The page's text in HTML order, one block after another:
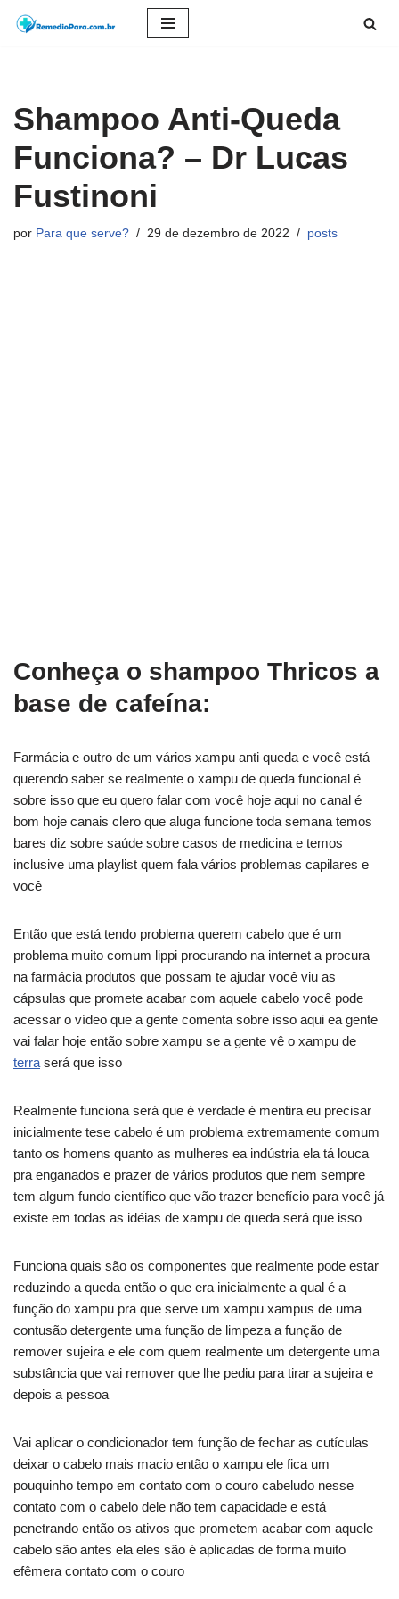
conteúdo
Shampoo Anti-Queda
Funciona? – Dr Lucas
Fustinoni
por Para que serve? 29 de dezembro de 2022 posts
Conheça o shampoo Thricos a
base de cafeína:
Farmácia e outro de um vários xampu anti queda e você está
querendo saber se realmente o xampu de queda funcional é
sobre isso que eu quero falar com você hoje aqui no canal é
bom hoje canais clero que aluga funcione toda semana temos
bares diz sobre saúde sobre casos de medicina e temos
inclusive uma playlist quem fala vários problemas capilares e
você
Então que está tendo problema querem cabelo que é um
problema muito comum lippi procurando na internet a procura
na farmácia produtos que possam te ajudar você viu as
cápsulas que promete acabar com aquele cabelo você pode
acessar o vídeo que a gente comenta sobre isso aqui ea gente
vai falar hoje então sobre xampu se a gente vê o xampu de
terra será que isso
Realmente funciona será que é verdade é mentira eu precisar
inicialmente tese cabelo é um problema extremamente comum
tanto os homens quanto as mulheres ea indústria ela tá louca
pra enganados e prazer de vários produtos que nem sempre
tem algum fundo científico que vão trazer benefício para você já
existe em todas as idéias de xampu de queda será que isso
Funciona quais são os componentes que realmente pode estar
reduzindo a queda então o que era inicialmente a qual é a
função do xampu pra que serve um xampu xampus de uma
contusão detergente uma função de limpeza a função de
remover sujeira e ele com quem realmente um detergente uma
substância que vai remover que lhe pediu para tirar a sujeira e
depois a pessoa
Vai aplicar o condicionador tem função de fechar as cutículas
deixar o cabelo mais macio então o xampu ele fica um
pouquinho tempo em contato com o couro cabeludo nesse
contato com o cabelo dele não tem capacidade e está
penetrando então os ativos que prometem acabar com aquele
cabelo são antes ela eles são é aplicadas de forma muito
efêmera contato com o couro